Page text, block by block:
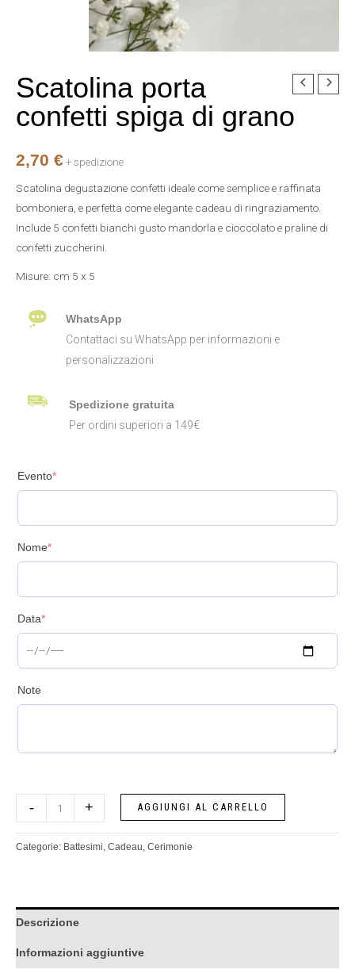
Scatolina porta
confetti spiga di grano
2,70 €+ spedizione
Scatolina degustazione confetti ideale come semplice e raffinata
bomboniera, e perfetta come elegante cadeau di ringraziamento.
Include 5 confetti bianchi gusto mandorla e cioccolato e praline di
confetti zuccherini.
Misure: cm 5 x 5
WhatsApp
Contattaci su WhatsApp per informazioni e
personalizzazioni
Spedizione gratuita
Per ordini superiori a 149€
Evento*
Nome*
Data*
Note
-
Scatolina
porta
confetti
di
quantità
+ AGGIUNGI AL CARRELLO
Categorie: Battesimi, Cadeau, Cerimonie
Descrizione
Informazioni aggiuntive